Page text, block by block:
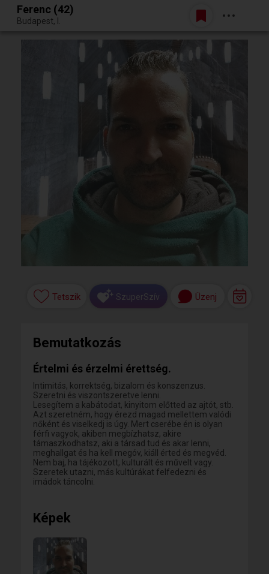
Egy jó randiból bármi lehet.
Belépés
Ferenc (42)
Budapest, I.
Tetszik SzuperSzív Üzenj
Bemutatkozás
Értelmi és érzelmi érettség.
Intimitás, korrektség, bizalom és konszenzus.
Szeretni és viszontszeretve lenni.
Lesegítem a kabátodat, kinyitom előtted az ajtót, stb.
Azt szeretném, hogy érezd magad mellettem valódi
nőként és viselkedj is úgy. Mert cserébe én is olyan
férfi vagyok, akiben megbízhatsz, akire
támaszkodhatsz, aki a társad tud és akar lenni,
meghallgat és ha kell megóv, kiáll érted és megvéd.
Nem baj, ha tájékozott, kulturált és művelt vagy.
Szeretek utazni, más kultúrákat felfedezni és
imádok táncolni.
Képek